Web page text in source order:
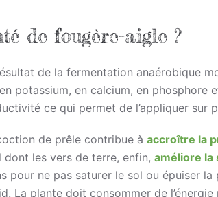
de fougère-aigle ?
de la fermentation anaérobique
potassium, en calcium, en phosphore
ce qui permet de l’appliquer sur
de prêle contribue à accroître la
les vers de terre, enfin, améliore la
pour ne pas saturer le sol ou épuiser
La plante doit consommer de